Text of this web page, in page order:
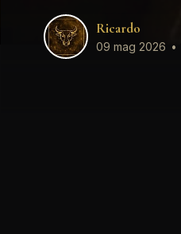
Ricardo
09 mag 2026 •